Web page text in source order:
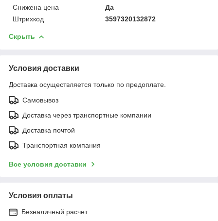
Снижена цена
Да
Штрихкод
3597320132872
Скрыть
Условия доставки
Доставка осуществляется только по предоплате.
Самовывоз
Доставка через транспортные компании
Доставка почтой
Транспортная компания
Все условия доставки
Условия оплаты
Безналичный расчет